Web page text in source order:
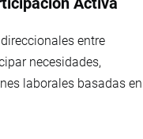
entre
necesidades,
laborales basadas en